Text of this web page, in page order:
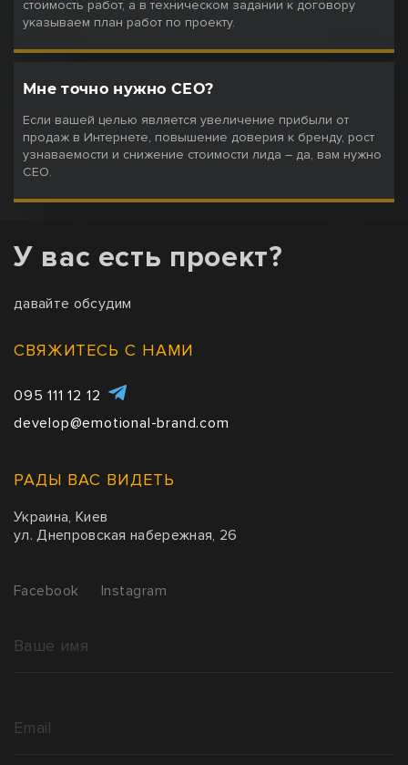
стоимость работ, а в техническом задании к договору
указываем план работ по проекту.
Мне точно нужно СЕО?​
Если вашей целью является увеличение прибыли от
продаж в Интернете, повышение доверия к бренду, рост
узнаваемости и снижение стоимости лида – да, вам нужно
СЕО.
У вас есть проект?
давайте обсудим
СВЯЖИТЕСЬ С НАМИ
095 111 12 12
develop@emotional-brand.com
РАДЫ ВАС ВИДЕТЬ
Украина, Киев
ул. Днепровская набережная, 26
Facebook Instagram